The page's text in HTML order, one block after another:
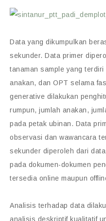
Data yang dikumpulkan
sekunder. Data primer
tanaman sample yang
anakan, dan OPT selama
generative dilakukan
rumpun, jumlah anakan,
pada petak ubinan. Data
observasi dan wawancara
sekunder diperoleh dari
pada dokumen-dokumen
tersedia online maupun
Analisis terhadap data
analisis deskriptif kualitatif